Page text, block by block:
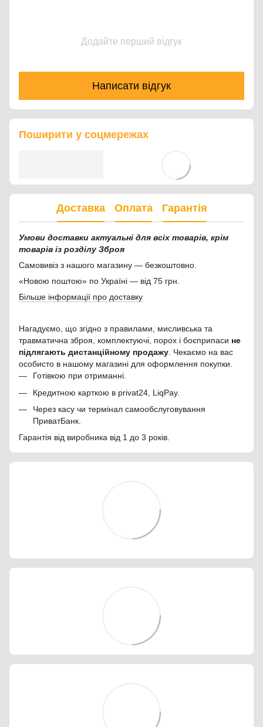
Додайте перший відгук
Написати відгук
Поширити у соцмережах
Доставка Оплата Гарантія
Умови доставки актуальні для всіх товарів, крім
товарів із розділу Зброя
Самовивіз з нашого магазину — безкоштовно.
«Новою поштою» по Україні — від 75 грн.
Більше інформації про доставку
Нагадуємо, що згідно з правилами, мисливська та
травматична зброя, комплектуючі, порох і боєприпаси не
підлягають дистанційному продажу . Чекаємо на вас
особисто в нашому магазині для оформлення покупки.
Готівкою при отриманні.
Кредитною карткою в privat24, LiqPay.
Через касу чи термінал самообслуговування
ПриватБанк.
Гарантія від виробника від 1 до 3 років.